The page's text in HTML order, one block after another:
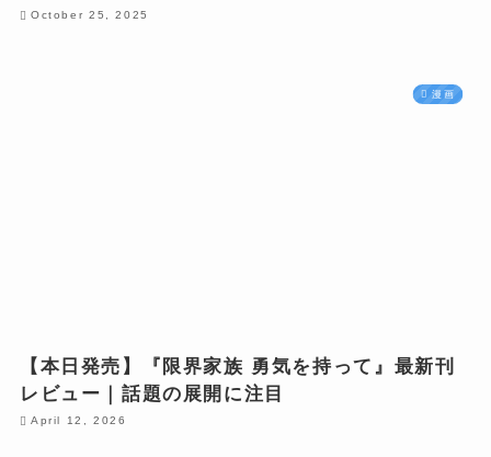
October 25, 2025
漫画
【本日発売】『限界家族 勇気を持って』最新刊
レビュー｜話題の展開に注目
April 12, 2026